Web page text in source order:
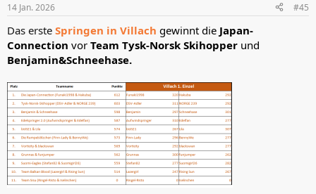
e
:
14 Jan. 2026 #45
Das erste Springen in Villach gewinnt die Japan-
Connection vor Team Tysk-Norsk Skihopper und
Benjamin&Schneehase.